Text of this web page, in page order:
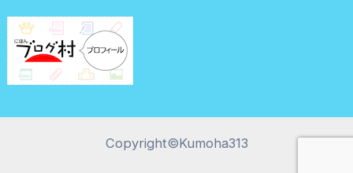
Copyright©kumoha313